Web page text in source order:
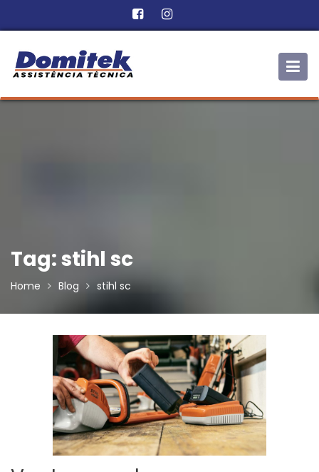
to
Tag:stihl sc
Home Blog stihl sc